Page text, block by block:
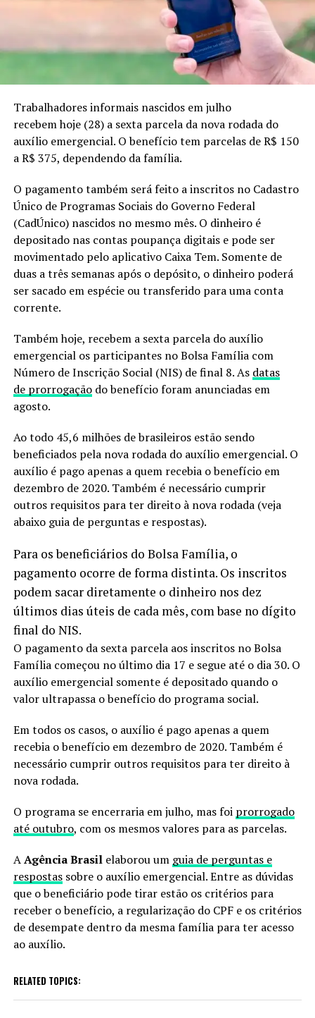
Trabalhadores informais nascidos em julho
recebem hoje (28) a sexta parcela da nova rodada do
auxílio emergencial. O benefício tem parcelas de R$ 150
a R$ 375, dependendo da família.
O pagamento também será feito a inscritos no Cadastro
Único de Programas Sociais do Governo Federal
(CadÚnico) nascidos no mesmo mês. O dinheiro é
depositado nas contas poupança digitais e pode ser
movimentado pelo aplicativo Caixa Tem. Somente de
duas a três semanas após o depósito, o dinheiro poderá
ser sacado em espécie ou transferido para uma conta
corrente.
Também hoje, recebem a sexta parcela do auxílio
emergencial os participantes no Bolsa Família com
Número de Inscrição Social (NIS) de final 8. As datas
de prorrogaçãodo benefício foram anunciadas em
agosto.
Ao todo 45,6 milhões de brasileiros estão sendo
beneficiados pela nova rodada do auxílio emergencial. O
auxílio é pago apenas a quem recebia o benefício em
dezembro de 2020. Também é necessário cumprir
outros requisitos para ter direito à nova rodada (veja
abaixo guia de perguntas e respostas).
Para os beneficiários do Bolsa Família, o
pagamento ocorre de forma distinta. Os inscritos
podem sacar diretamente o dinheiro nos dez
últimos dias úteis de cada mês, com base no dígito
final do NIS.
O pagamento da sexta parcela aos inscritos no Bolsa
Família começou no último dia 17 e segue até o dia 30. O
auxílio emergencial somente é depositado quando o
valor ultrapassa o benefício do programa social.
Em todos os casos, o auxílio é pago apenas a quem
recebia o benefício em dezembro de 2020. Também é
necessário cumprir outros requisitos para ter direito à
nova rodada.
O programa se encerraria em julho, mas foi prorrogado
até outubro, com os mesmos valores para as parcelas.
AAgência Brasilelaborou um guia de perguntas e
respostassobre o auxílio emergencial. Entre as dúvidas
que o beneficiário pode tirar estão os critérios para
receber o benefício, a regularização do CPF e os critérios
de desempate dentro da mesma família para ter acesso
ao auxílio.
RELATED TOPICS: